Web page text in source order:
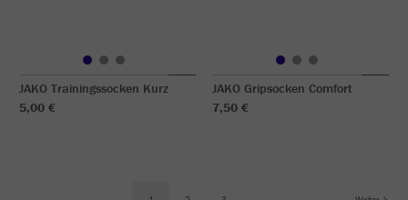
JAKO Trainingssocken Kurz
5,00 €
JAKO Gripsocken Comfort
7,50 €